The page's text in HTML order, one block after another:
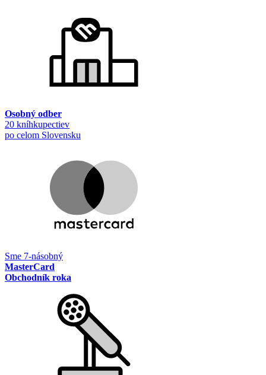
Osobný odber
20 kníhkupectiev
po celom Slovensku
Sme 7-násobný
MasterCard
Obchodník roka